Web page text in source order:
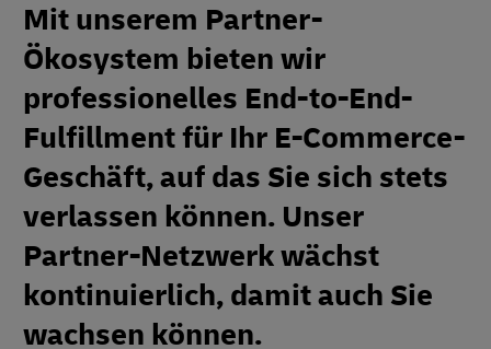
Mit unserem Partner-
Ökosystem bieten wir
professionelles End-to-End-
Fulfillment für Ihr E-Commerce-
Geschäft, auf das Sie sich stets
verlassen können. Unser
Partner-Netzwerk wächst
kontinuierlich, damit auch Sie
wachsen können.